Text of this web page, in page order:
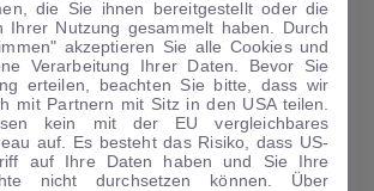
/mtl.
Guter Preis4
Monate ·Finanzierungs-Details
anfragen Rate anpassen
7,2 l/100 km · CO₂-Emissionen komb. 165 g/km
die Sie ihnen bereitgestellt oder die
Ihrer Nutzung gesammelt haben. Durch
akzeptieren Sie alle Cookies und
Verarbeitung Ihrer Daten. Bevor Sie
erteilen, beachten Sie bitte, dass wir
mit Partnern mit Sitz in den USA teilen.
kein mit der EU vergleichbares
auf. Es besteht das Risiko, dass US-
auf Ihre Daten haben und Sie Ihre
nicht durchsetzen können. Über